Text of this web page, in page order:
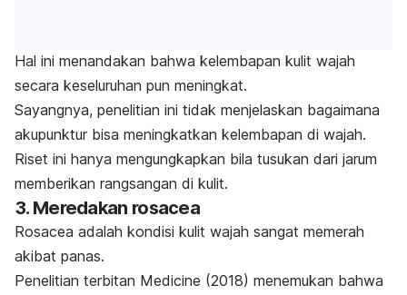
Hal ini menandakan bahwa kelembapan kulit wajah
secara keseluruhan pun meningkat.
Sayangnya, penelitian ini tidak menjelaskan bagaimana
akupunktur bisa meningkatkan kelembapan di wajah.
Riset ini hanya mengungkapkan bila tusukan dari jarum
memberikan rangsangan di kulit.
3. Meredakan rosacea
Rosacea adalah kondisi kulit wajah sangat memerah
akibat panas.
Penelitian terbitan Medicine (2018) menemukan bahwa